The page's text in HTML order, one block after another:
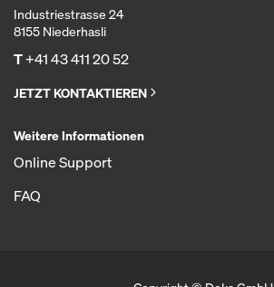
Industriestrasse 24
8155 Niederhasli
T+41 43 411 20 52
JETZT KONTAKTIEREN
Weitere Informationen
Online Support
FAQ